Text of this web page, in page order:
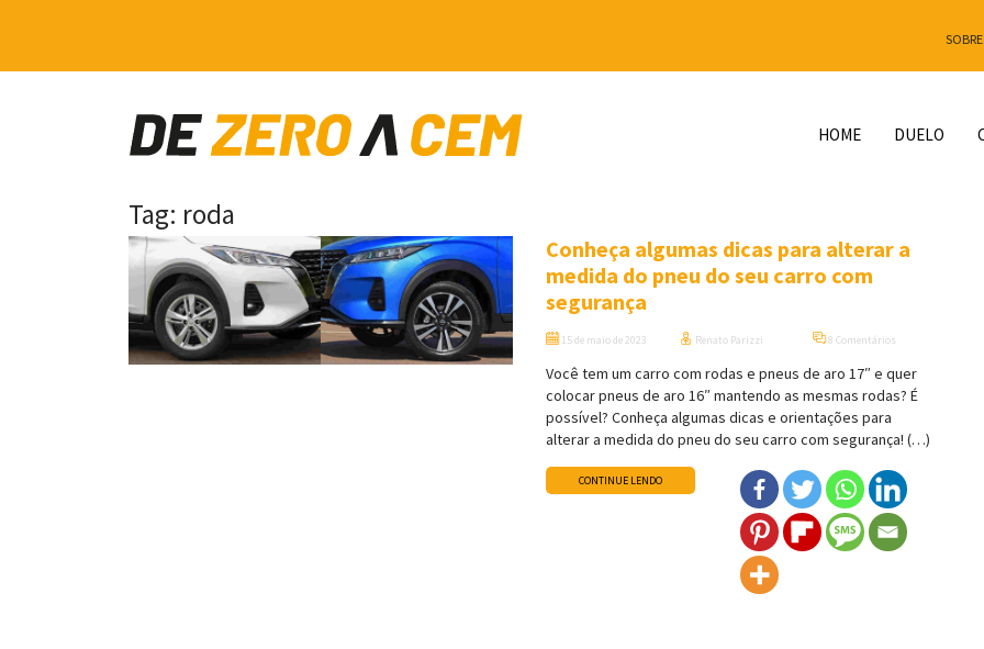
SOBRE
Main Navigation HOME DUELO
Tag: roda
Conheça algumas dicas para alterar a
medida do pneu do seu carro com
segurança
15 de maio de 2023 Renato Parizzi 8 Comentários
Você tem um carro com rodas e pneus de aro 17″ e quer
colocar pneus de aro 16″ mantendo as mesmas rodas? É
possível? Conheça algumas dicas e orientações para
alterar a medida do pneu do seu carro com segurança! (…)
CONTINUE LENDO